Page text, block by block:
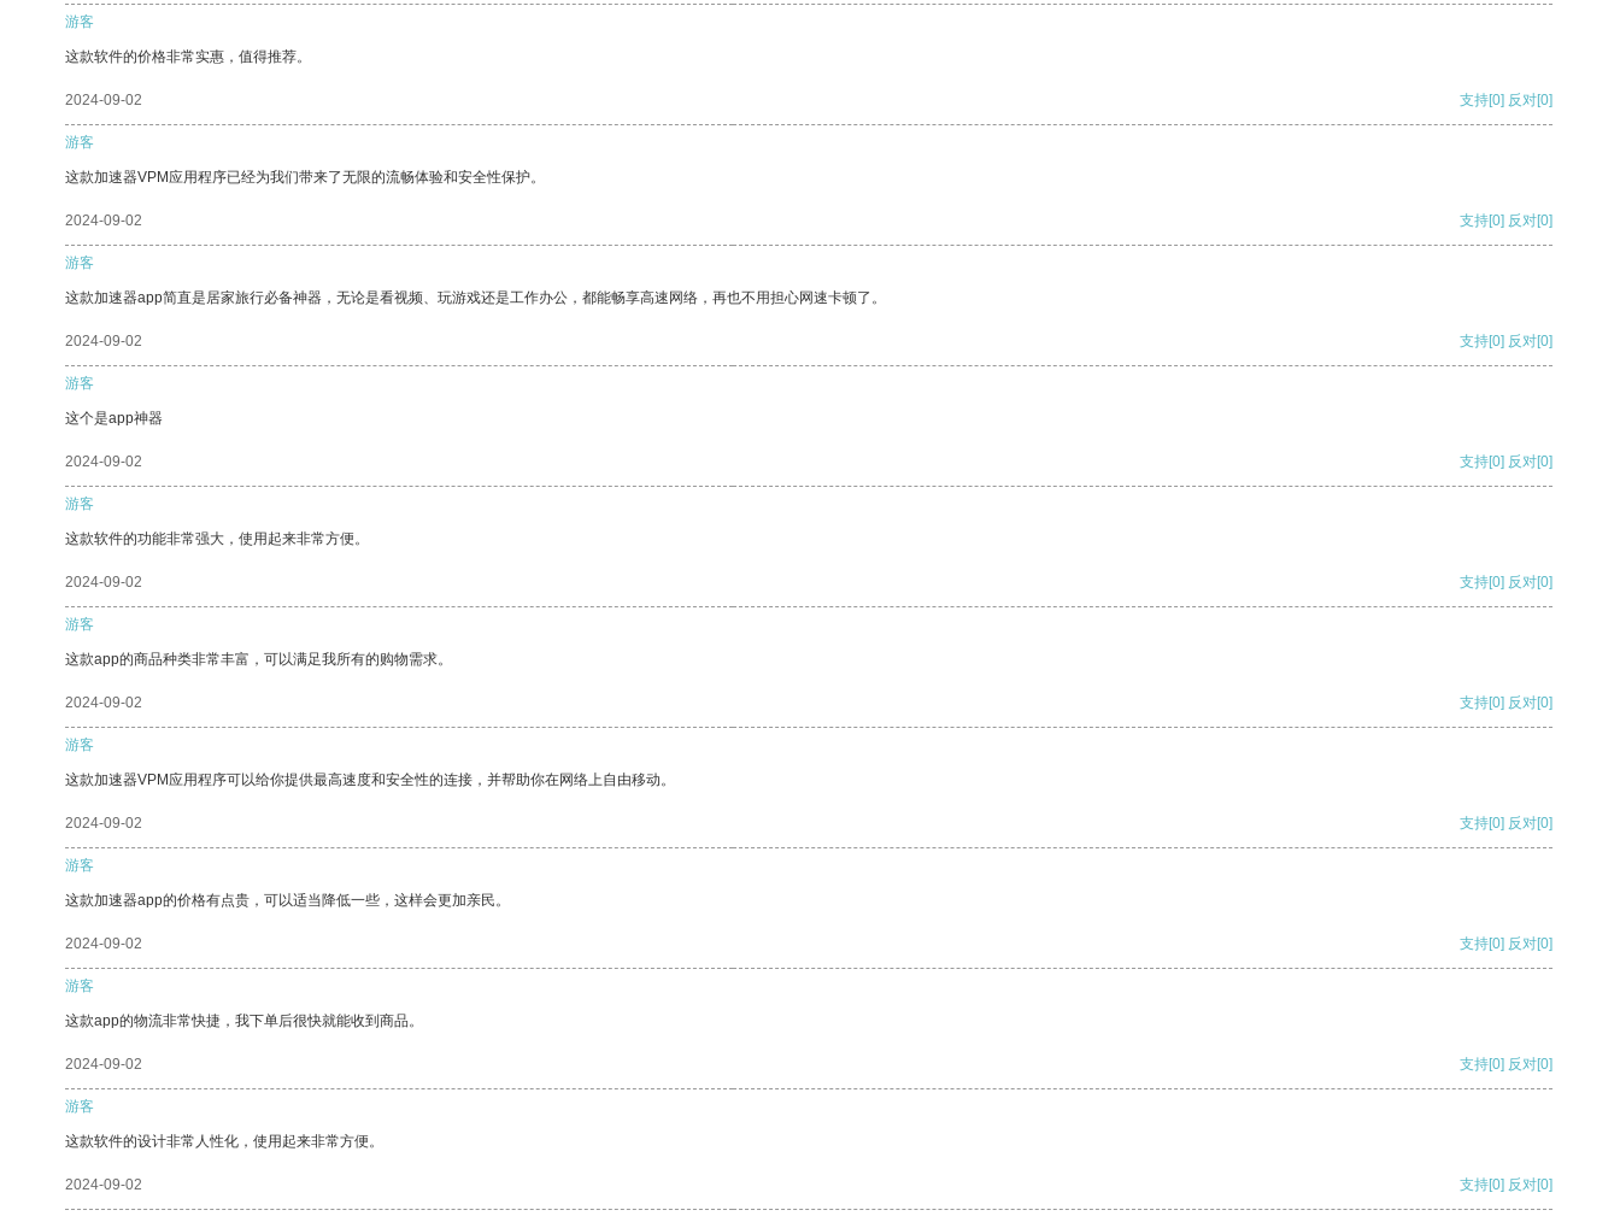
游客
这款软件的价格非常实惠，值得推荐。
2024-09-02 支持[0] 反对[0]
游客
这款加速器VPM应用程序已经为我们带来了无限的流畅体验和安全性保护。
2024-09-02 支持[0] 反对[0]
游客
这款加速器app简直是居家旅行必备神器，无论是看视频、玩游戏还是工作办公，都能畅享高速网络，再也不用担心网速卡顿了。
2024-09-02 支持[0] 反对[0]
游客
这个是app神器
2024-09-02 支持[0] 反对[0]
游客
这款软件的功能非常强大，使用起来非常方便。
2024-09-02 支持[0] 反对[0]
游客
这款app的商品种类非常丰富，可以满足我所有的购物需求。
2024-09-02 支持[0] 反对[0]
游客
这款加速器VPM应用程序可以给你提供最高速度和安全性的连接，并帮助你在网络上自由移动。
2024-09-02 支持[0] 反对[0]
游客
这款加速器app的价格有点贵，可以适当降低一些，这样会更加亲民。
2024-09-02 支持[0] 反对[0]
游客
这款app的物流非常快捷，我下单后很快就能收到商品。
2024-09-02 支持[0] 反对[0]
游客
这款软件的设计非常人性化，使用起来非常方便。
2024-09-02 支持[0] 反对[0]